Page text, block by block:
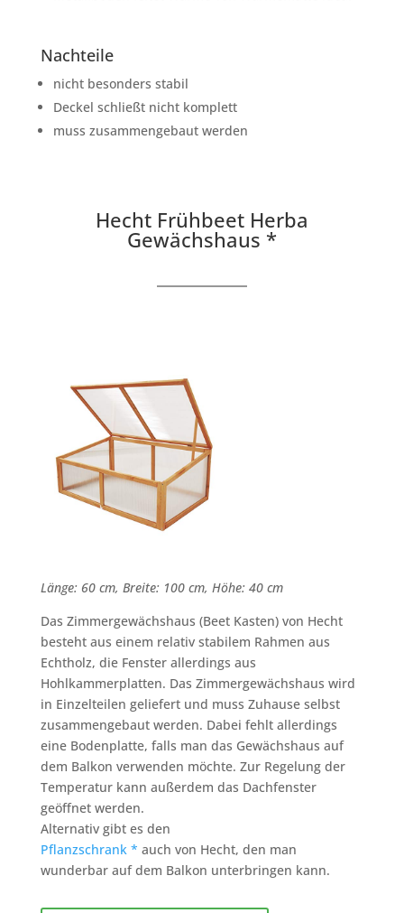
Nachteile
nicht besonders stabil
Deckel schließt nicht komplett
muss zusammengebaut werden
Hecht Frühbeet Herba
Gewächshaus *
Länge: 60 cm, Breite: 100 cm, Höhe: 40 cm
Das Zimmergewächshaus (Beet Kasten) von Hecht
besteht aus einem relativ stabilem Rahmen aus
Echtholz, die Fenster allerdings aus
Hohlkammerplatten. Das Zimmergewächshaus wird
in Einzelteilen geliefert und muss Zuhause selbst
zusammengebaut werden. Dabei fehlt allerdings
eine Bodenplatte, falls man das Gewächshaus auf
dem Balkon verwenden möchte. Zur Regelung der
Temperatur kann außerdem das Dachfenster
geöffnet werden.
Alternativ gibt es den
Pflanzschrank * auch von Hecht, den man
wunderbar auf dem Balkon unterbringen kann.